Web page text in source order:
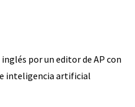
por un editor de AP con
inteligencia artificial